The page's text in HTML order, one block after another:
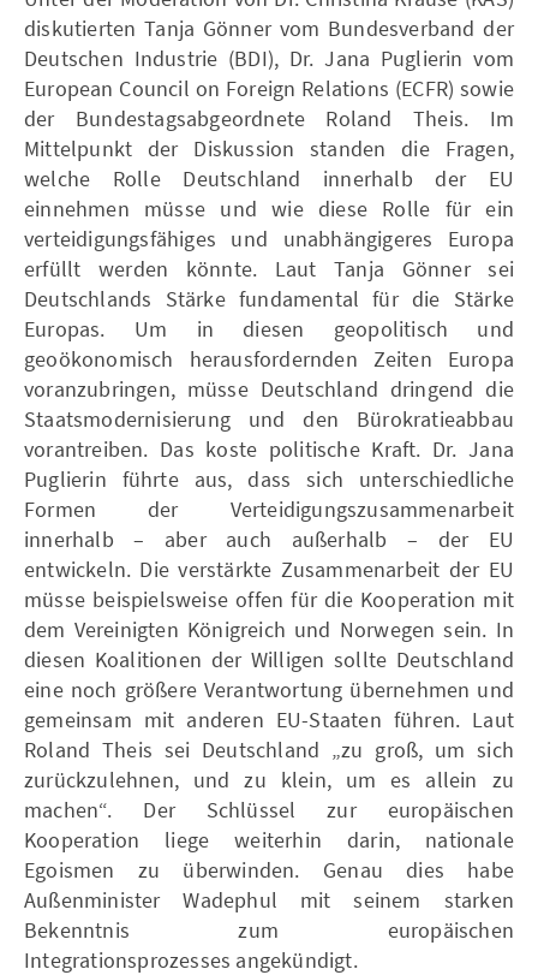
diskutierten Tanja Gönner vom Bundesverband der
Deutschen Industrie (BDI), Dr. Jana Puglierin vom
European Council on Foreign Relations (ECFR) sowie
der Bundestagsabgeordnete Roland Theis. Im
Mittelpunkt der Diskussion standen die Fragen,
welche Rolle Deutschland innerhalb der EU
einnehmen müsse und wie diese Rolle für ein
verteidigungsfähiges und unabhängigeres Europa
erfüllt werden könnte. Laut Tanja Gönner sei
Deutschlands Stärke fundamental für die Stärke
Europas. Um in diesen geopolitisch und
geoökonomisch herausfordernden Zeiten Europa
voranzubringen, müsse Deutschland dringend die
Staatsmodernisierung und den Bürokratieabbau
vorantreiben. Das koste politische Kraft. Dr. Jana
Puglierin führte aus, dass sich unterschiedliche
Formen der Verteidigungszusammenarbeit
innerhalb – aber auch außerhalb – der EU
entwickeln. Die verstärkte Zusammenarbeit der EU
müsse beispielsweise offen für die Kooperation mit
dem Vereinigten Königreich und Norwegen sein. In
diesen Koalitionen der Willigen sollte Deutschland
eine noch größere Verantwortung übernehmen und
gemeinsam mit anderen EU-Staaten führen. Laut
Roland Theis sei Deutschland „zu groß, um sich
zurückzulehnen, und zu klein, um es allein zu
machen“. Der Schlüssel zur europäischen
Kooperation liege weiterhin darin, nationale
Egoismen zu überwinden. Genau dies habe
Außenminister Wadephul mit seinem starken
Bekenntnis zum europäischen
Integrationsprozesses angekündigt.